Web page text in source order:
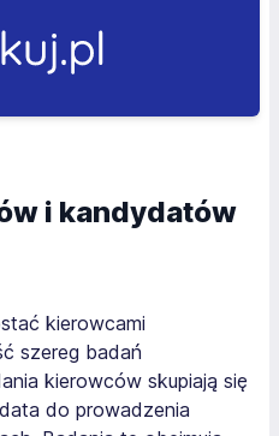
i kandydatów
kierowcami
szereg badań
kierowców skupiają się
do prowadzenia